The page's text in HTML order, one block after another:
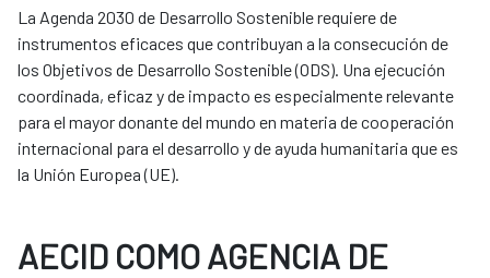
La Agenda 2030 de Desarrollo Sostenible requiere de
instrumentos eficaces que contribuyan a la consecución de
los Objetivos de Desarrollo Sostenible (ODS). Una ejecución
coordinada, eficaz y de impacto es especialmente relevante
para el mayor donante del mundo en materia de cooperación
internacional para el desarrollo y de ayuda humanitaria que es
la Unión Europea (UE).
AECID COMO AGENCIA DE